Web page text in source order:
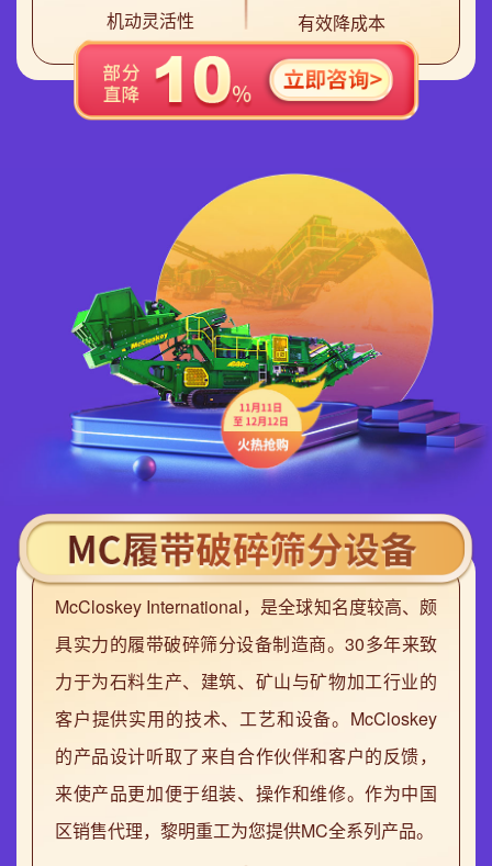
机动灵活性 有效降成本
McCloskey International，是全球知名度较高、颇
具实力的履带破碎筛分设备制造商。30多年来致
力于为石料生产、建筑、矿山与矿物加工行业的
客户提供实用的技术、工艺和设备。McCloskey
的产品设计听取了来自合作伙伴和客户的反馈，
来使产品更加便于组装、操作和维修。作为中国
区销售代理，黎明重工为您提供MC全系列产品。